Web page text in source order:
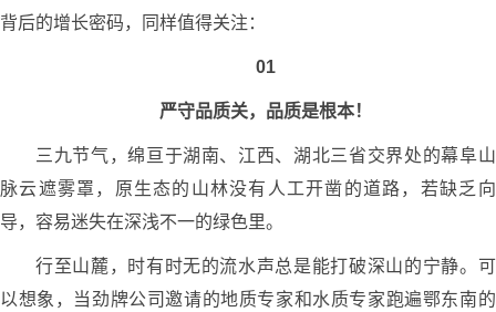
背后的增长密码，同样值得关注：
01
严守品质关，品质是根本！
三九节气，绵亘于湖南、江西、湖北三省交界处的幕阜山
脉云遮雾罩，原生态的山林没有人工开凿的道路，若缺乏向
导，容易迷失在深浅不一的绿色里。
行至山麓，时有时无的流水声总是能打破深山的宁静。可
以想象，当劲牌公司邀请的地质专家和水质专家跑遍鄂东南的